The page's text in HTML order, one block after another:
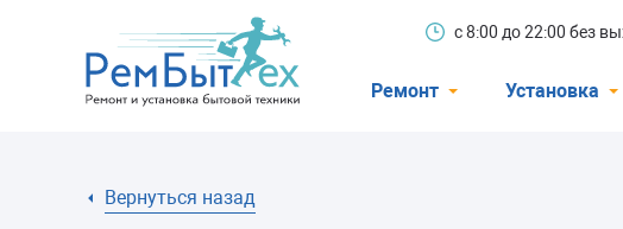
с 8:00 до 22:00 без
Ремонт Установка
Вернуться назад